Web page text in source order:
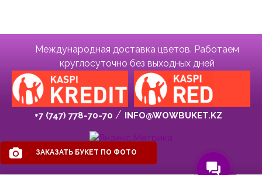
Международная доставка цветов. Работаем
круглосуточно без выходных дней
+7 (747) 778-70-70 INFO@WOWBUKET.KZ
ЗАКАЗАТЬ БУКЕТ ПО ФОТО